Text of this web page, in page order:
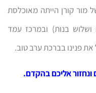
מור קורן הייתה מאוכלסת
בנות) ובמרכז עמד
פנינו בברכת ערב טוב.
ונחזור אליכם בהקדם.